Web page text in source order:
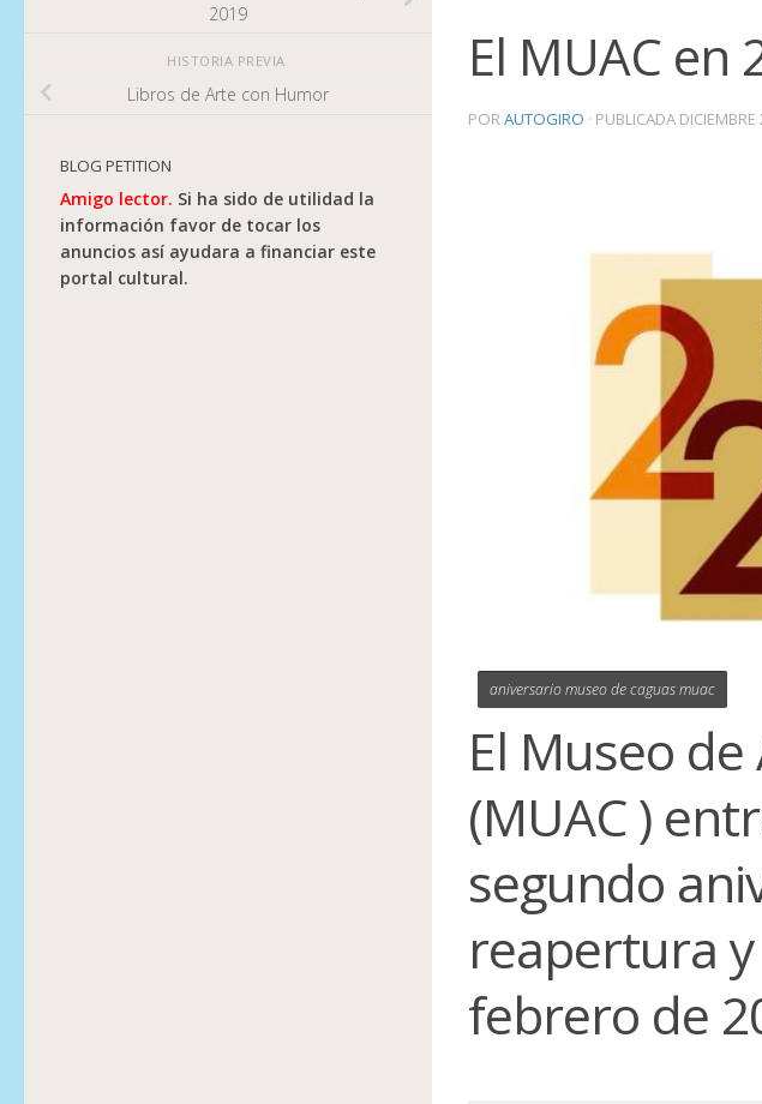
El MUAC en
PORAUTOGIRO · PUBLICADA
aniversario museo de caguas muac
El Museo
(MUAC )
segundo
reapertura
febrero de
2019
HISTORIA PREVIA
Libros de Arte con Humor
BLOG PETITION
Amigo lector. Si ha sido de utilidad la
información favor de tocar los
anuncios así ayudara a financiar este
portal cultural.